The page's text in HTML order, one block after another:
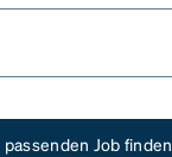
passenden Job finden